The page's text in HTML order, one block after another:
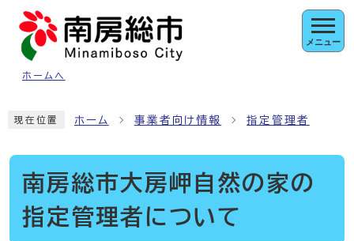
ページの先頭です
ホームへ
メニュー
現在位置 ホーム 事業者向け情報 指定管理者
南房総市大房岬自然の家の
指定管理者について